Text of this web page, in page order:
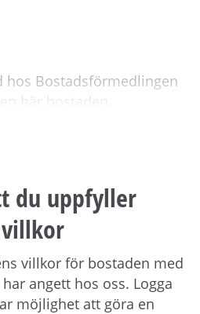
hos Bostadsförmedlingen
här bostaden.
Ca 6 månader.
eller längre än
renovering i
behöver ha
du uppfyller
villkor för bostaden med
angett hos oss. Logga
möjlighet att göra en